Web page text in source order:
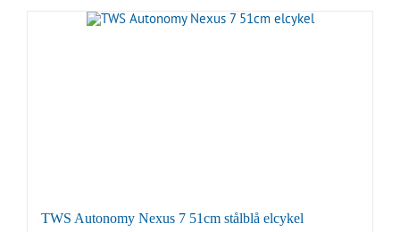
TWS Autonomy Nexus 7 51cm stålblå elcykel